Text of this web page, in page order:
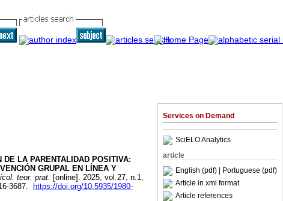
Services on Demand
SciELO Analytics
article
English (pdf)
| Portuguese (pdf)
Article in xml format
Article references
DE LA PARENTALIDAD POSITIVA:
GRUPAL EN LÍNEA Y
teor. prat. [online]. 2025, vol.27, n.1,
3687.
https://doi.org/10.5935/1980-